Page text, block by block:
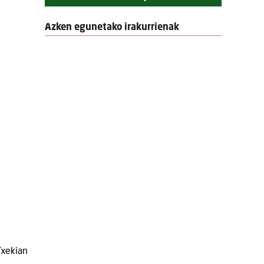
Azken egunetako irakurrienak